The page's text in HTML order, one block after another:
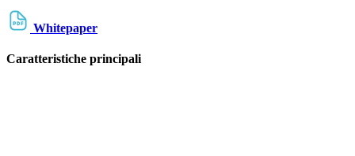
Whitepaper
Caratteristiche principali